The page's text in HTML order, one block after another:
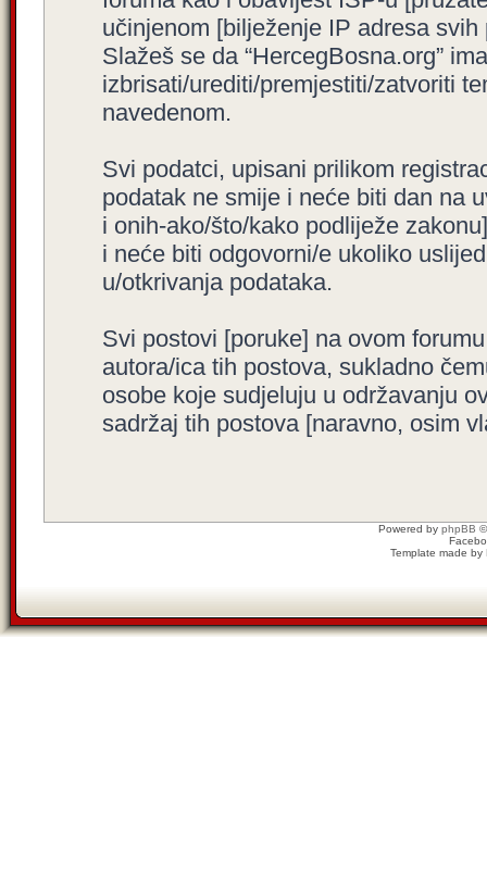
učinjenom [bilježenje IP adresa
Slažeš se da “HercegBosna.org”
izbrisati/urediti/premjestiti/zatvoriti
navedenom.
Svi podatci, upisani prilikom
podatak ne smije i neće biti dan na
i onih-ako/što/kako podliježe
i neće biti odgovorni/e ukoliko
u/otkrivanja podataka.
Svi postovi [poruke] na ovom
autora/ica tih postova, sukladno
osobe koje sudjeluju u održavanju
sadržaj tih postova [naravno, osim
Powered by phpBB
Template made by